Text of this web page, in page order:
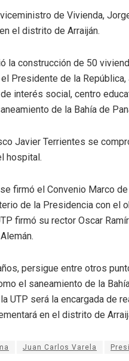
de Vivienda,
el distrito de Arraiján.
la construcción de 50
Presidente de la
interés social, centro
de la Bahía de
Javier Terrientes se
hospital.
firmó el Convenio Marco
de la Presidencia con el
firmó su rector Oscar
persigue entre otros
el saneamiento de la
UTP será la encargada de
en el distrito de
Juan Carlos Varela